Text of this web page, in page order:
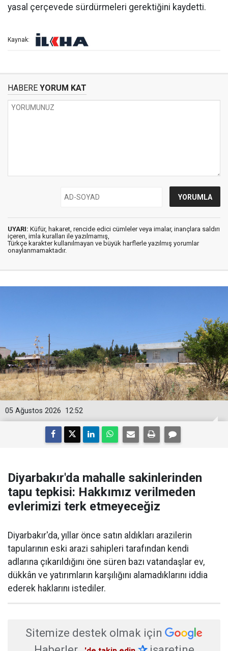
yasal çerçevede sürdürmeleri gerektiğini kaydetti.
Kaynak:
HABERE YORUM KAT
UYARI: Küfür, hakaret, rencide edici cümleler veya imalar, inançlara saldırı
içeren, imla kuralları ile yazılmamış,
Türkçe karakter kullanılmayan ve büyük harflerle yazılmış yorumlar
onaylanmamaktadır.
12:52
05 Ağustos 2026
Diyarbakır'da mahalle sakinlerinden
tapu tepkisi: Hakkımız verilmeden
evlerimizi terk etmeyeceğiz
Diyarbakır'da, yıllar önce satın aldıkları arazilerin
tapularının eski arazi sahipleri tarafından kendi
adlarına çıkarıldığını öne süren bazı vatandaşlar ev,
dükkân ve yatırımların karşılığını alamadıklarını iddia
ederek haklarını istediler.
Sitemize destek olmak için